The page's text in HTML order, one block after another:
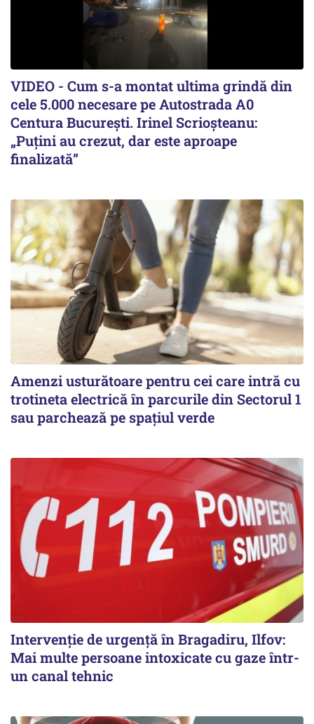
VIDEO - Cum s-a montat ultima grindă din
cele 5.000 necesare pe Autostrada A0
Centura București. Irinel Scrioșteanu:
„Puțini au crezut, dar este aproape
finalizată”
Amenzi usturătoare pentru cei care intră cu
trotineta electrică în parcurile din Sectorul 1
sau parchează pe spațiul verde
Intervenție de urgență în Bragadiru, Ilfov:
Mai multe persoane intoxicate cu gaze într-
un canal tehnic